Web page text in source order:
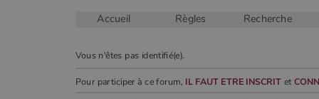
Accueil Règles Recherche
Vous n'êtes pas identifié(e).
Pour participer à ce forum, IL FAUT ETRE INSCRITet
PHPSESSID
Google